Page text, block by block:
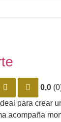
0,0
para crear
acompaña